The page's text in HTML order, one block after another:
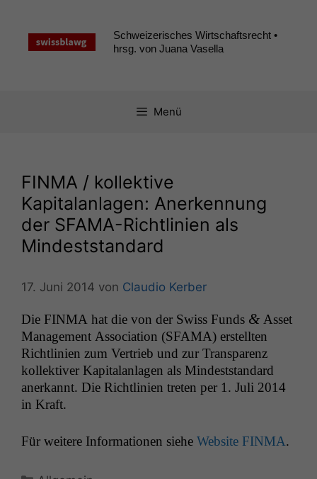
springen
Schweizerisches Wirtschaftsrecht •
hrsg. von Juana Vasella
Menü
FINMA / kollektive
Kapitalanlagen: Anerkennung
der SFAMA-Richtlinien als
Mindeststandard
17. Juni 2014 von Claudio Kerber
Die FINMA hat die von der Swiss Funds & Asset
Man­age­ment Asso­ci­a­tion (SFAMA) erstell­ten
Richtlin­ien zum Ver­trieb und zur Trans­parenz
kollek­tiv­er Kap­i­ta­lan­la­gen als Min­dest­stan­dard
anerkan­nt. Die Richtlin­ien treten per 1. Juli 2014
in Kraft.
Für weit­ere Infor­ma­tio­nen siehe Web­site FINMA.